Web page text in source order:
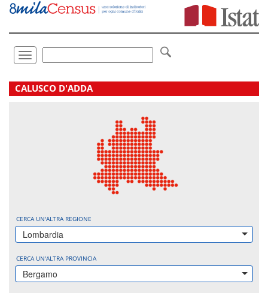
Vai
direttamente
Toggle
navigation
.
CALUSCO D'ADDA
CERCA UN'ALTRA REGIONE
Lombardia
CERCA UN'ALTRA PROVINCIA
Bergamo